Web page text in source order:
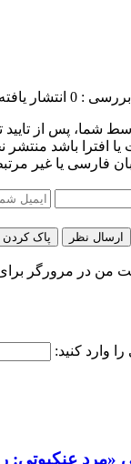
: 0 انتشار یافته
شما، پس از
افترا باشد منتشر
فارسی یا غیر
ارسال نظر پاک کردن
من در مرورگر
وارد کنید:
روزی نو»؛ افتتاحیه